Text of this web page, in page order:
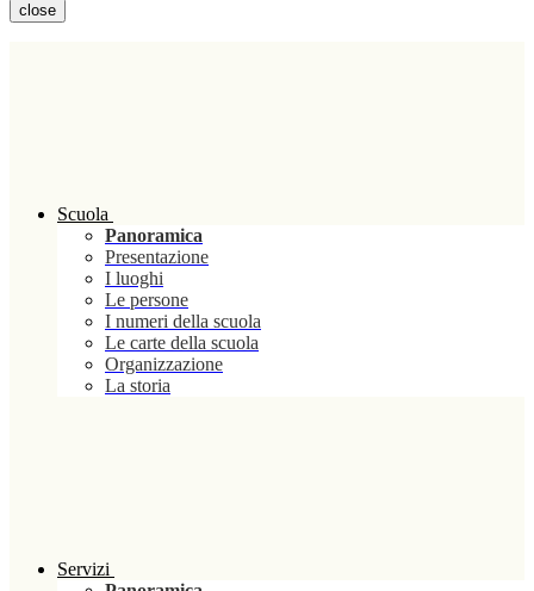
close
Scuola
Panoramica
Presentazione
I luoghi
Le persone
I numeri della scuola
Le carte della scuola
Organizzazione
La storia
Servizi